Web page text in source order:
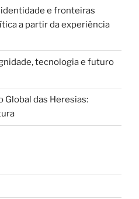
e fronteiras
a partir da experiência
tecnologia e futuro
Global das Heresias: